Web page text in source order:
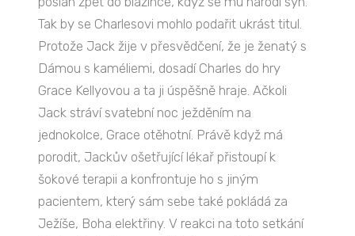
Tak by se Charlesovi mohlo podařit ukrást titul.
Protože Jack žije v přesvědčení, že je ženatý s
Dámou s kaméliemi, dosadí Charles do hry
Grace Kellyovou a ta ji úspěšně hraje. Ačkoli
Jack stráví svatební noc ježděním na
jednokolce, Grace otěhotní. Právě když má
porodit, Jackův ošetřující lékař přistoupí k
šokové terapii a konfrontuje ho s jiným
pacientem, který sám sebe také pokládá za
Ježíše, Boha elektřiny. V reakci na toto setkání